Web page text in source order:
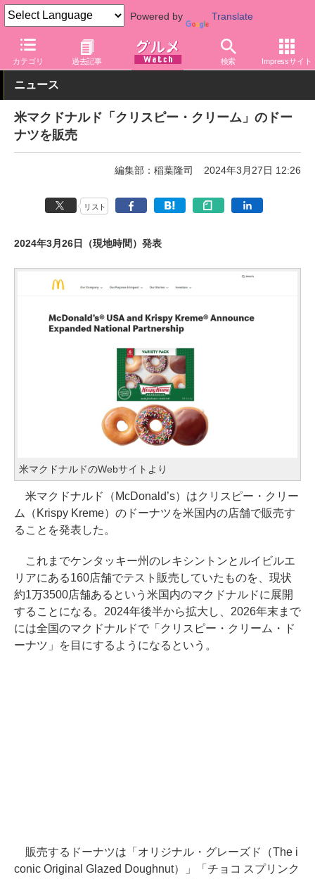
Powered by Translate
カテゴリ 過去記事 検索 Impressサイト
グルメ Watch 店舗 ファストフード マクドナルド
ニュース
米マクドナルド「クリスピー・クリーム」のドー
ナツを販売
編集部：稲葉隆司 2024年3月27日 12:26
リスト
2024年3月26日（現地時間）発表
米マクドナルドのWebサイトより
米マクドナルド（McDonald’s）はクリスピー・クリー
ム（Krispy Kreme）のドーナツを米国内の店舗で販売す
ることを発表した。
これまでケンタッキー州のレキシントンとルイビルエ
リアにある160店舗でテスト販売していたものを、現状
約1万3500店舗あるという米国内のマクドナルドに展開
することになる。2024年後半から拡大し、2026年末まで
には全国のマクドナルドで「クリスピー・クリーム・ド
ーナツ」を目にするようになるという。
販売するドーナツは「オリジナル・グレーズド（The i
conic Original Glazed Doughnut）」「チョコ スプリンク